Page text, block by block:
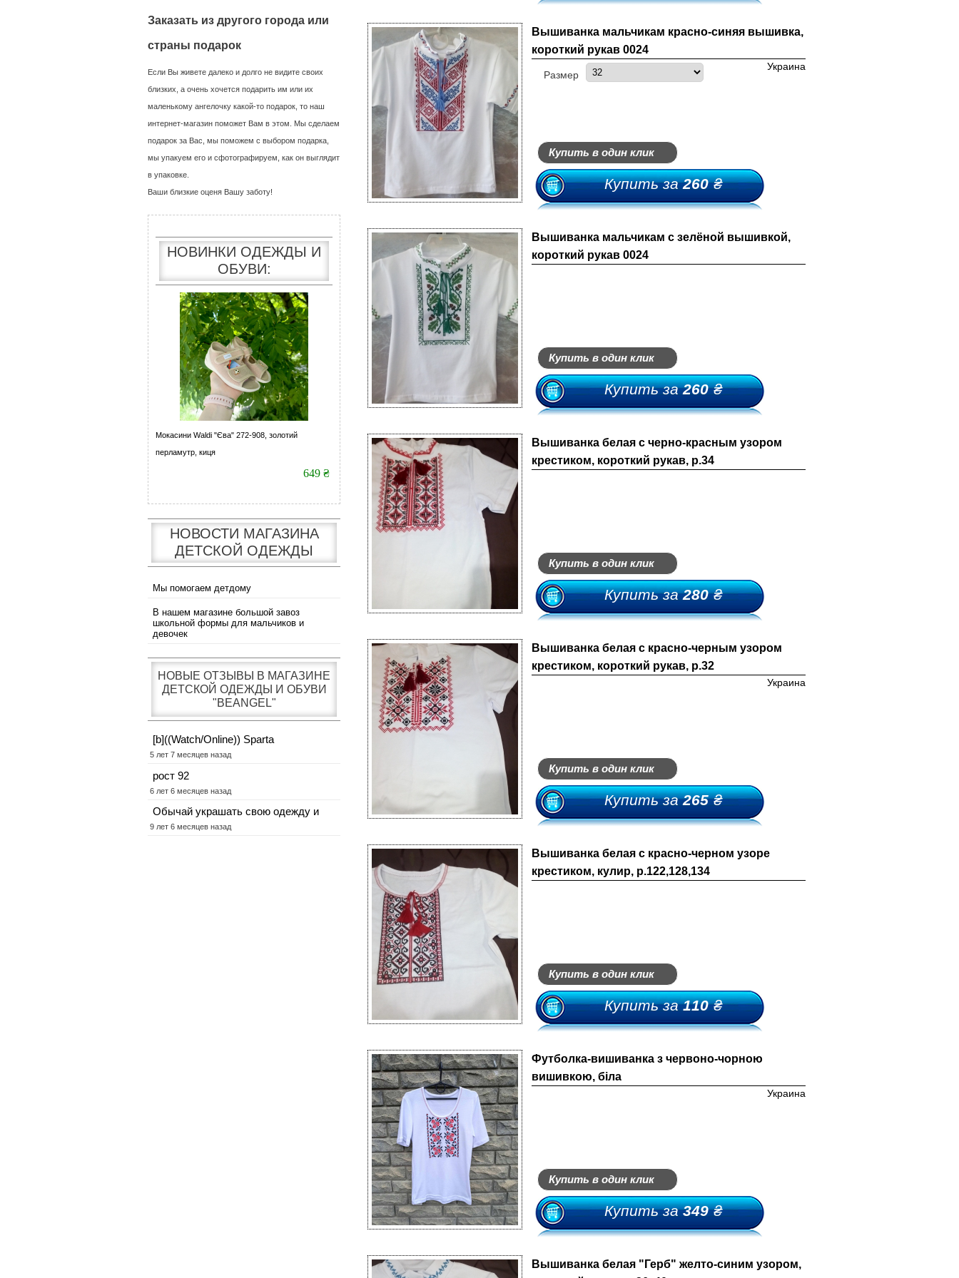
Спортивные штаны
Туфли
Мыльницы Кроссовки-мыльницы
Вьетнамки-мыльницы
Заказать из другого города или
страны подарок
Если Вы живете далеко и долго не видите своих
близких, а очень хочется подарить им или их
маленькому ангелочку какой-то подарок, то наш
интернет-магазин поможет Вам в этом. Мы сделаем
подарок за Вас, мы поможем с выбором подарка,
мы упакуем его и сфотографируем, как он выглядит
в упаковке.
Ваши близкие оценя Вашу заботу!
НОВИНКИ ОДЕЖДЫ И
ОБУВИ:
Мокасини Waldi "Єва" 272-908, золотий
перламутр, киця
649 ₴
НОВОСТИ МАГАЗИНА
ДЕТСКОЙ ОДЕЖДЫ
Мы помогаем детдому
В нашем магазине большой завоз
школьной формы для мальчиков и
девочек
НОВЫЕ ОТЗЫВЫ В МАГАЗИНЕ
ДЕТСКОЙ ОДЕЖДЫ И ОБУВИ
"BEANGEL"
[b]((Watch/Online)) Sparta
5 лет 7 месяцев назад
рост 92
6 лет 6 месяцев назад
Обычай украшать свою одежду и
9 лет 6 месяцев назад
Вышиванка мальчикам красно-синяя вышивка,
короткий рукав 0024
Украина
Купить за260₴
Купить в один клик
Размер
Вышиванка мальчикам с зелёной вышивкой,
короткий рукав 0024
Купить за260₴
Купить в один клик
Вышиванка белая с черно-красным узором
крестиком, короткий рукав, р.34
Купить за280₴
Купить в один клик
Вышиванка белая с красно-черным узором
крестиком, короткий рукав, р.32
Украина
Купить за265₴
Купить в один клик
Вышиванка белая с красно-черном узоре
крестиком, кулир, р.122,128,134
Купить за110₴
Купить в один клик
Футболка-вишиванка з червоно-чорною
вишивкою, біла
Украина
Купить за349₴
Купить в один клик
Вышиванка белая "Герб" желто-синим узором,